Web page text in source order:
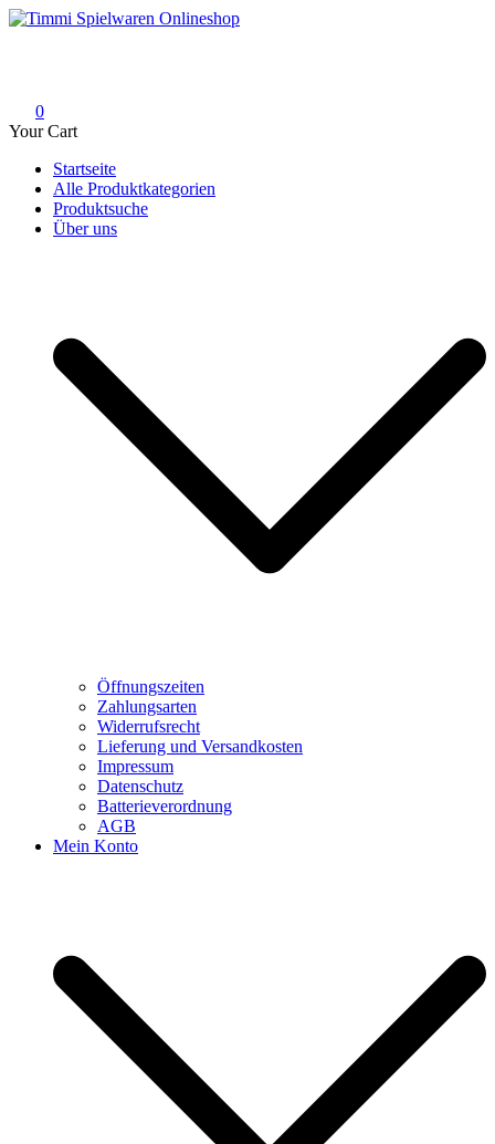
Skip
0
Your Cart
Startseite
Alle Produktkategorien
Produktsuche
Über uns
Öffnungszeiten
Zahlungsarten
Widerrufsrecht
Lieferung und Versandkosten
Impressum
Datenschutz
Batterieverordnung
AGB
Mein Konto